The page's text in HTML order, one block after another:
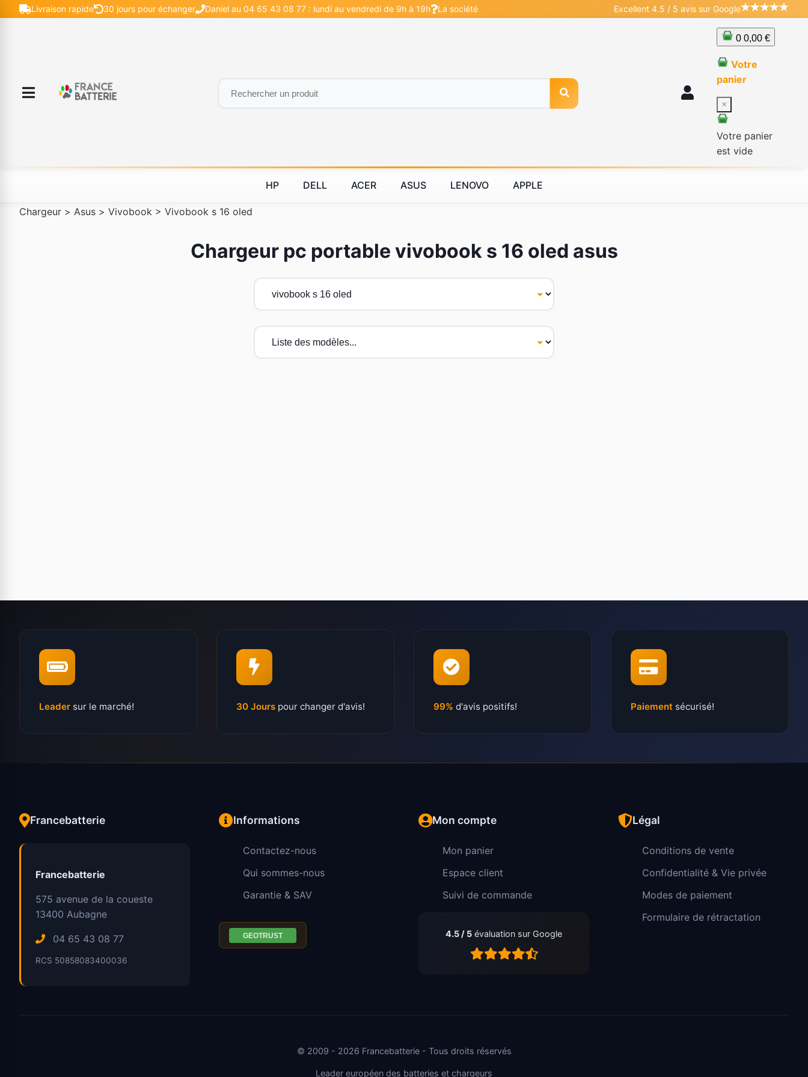
Livraison rapide 30 jours pour échanger Daniel au 04 65 43 08 77 : lundi au vendredi de 9h à 19h La société Excellent 4.5 / 5 avis sur Google
0 0,00 €
Votre
panier
×
Votre panier
est vide
HP DELL ACER ASUS LENOVO APPLE
Chargeur > Asus > Vivobook > Vivobook s 16 oled
Chargeur pc portable vivobook s 16 oled asus
Leader sur le marché! 30 Jours pour changer d'avis! 99% d'avis positifs! Paiement sécurisé!
Francebatterie
Francebatterie
575 avenue de la coueste
13400 Aubagne
04 65 43 08 77
RCS 50858083400036
Informations
Contactez-nous
Qui sommes-nous
Garantie & SAV
Mon compte
Mon panier
Espace client
Suivi de commande
4.5 / 5 évaluation sur Google
Légal
Conditions de vente
Confidentialité & Vie privée
Modes de paiement
Formulaire de rétractation
© 2009 - 2026 Francebatterie - Tous droits réservés
Leader européen des batteries et chargeurs